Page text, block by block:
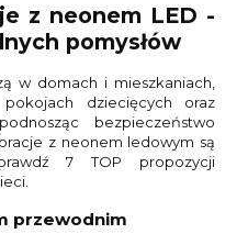
z neonem LED -
pomysłów
w domach i mieszkaniach,
dziecięcych oraz
bezpieczeństwo
z neonem ledowym są
7 TOP propozycji
przewodnim